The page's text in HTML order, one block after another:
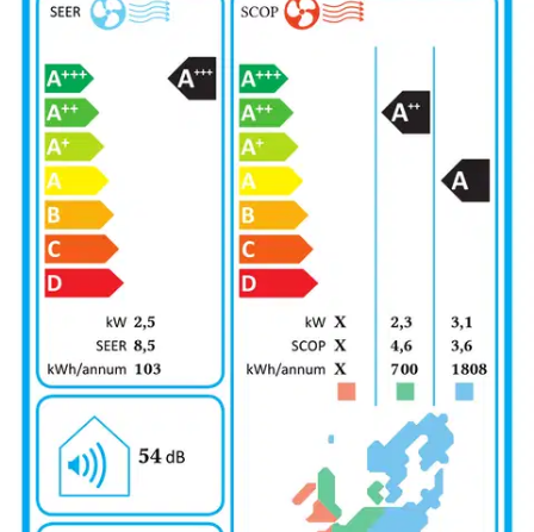
Ilmainen toimitus yli 100 €:n tilauksille
Postin pakettiautomaattiin tai
palvelupisteeseen!
Etu ei koske Suuri‑lisäpalvelulla toimitettavia tuotteita.
Tarkista myymäläsaatavuus
Ei saatavilla
Tuotekuvaus